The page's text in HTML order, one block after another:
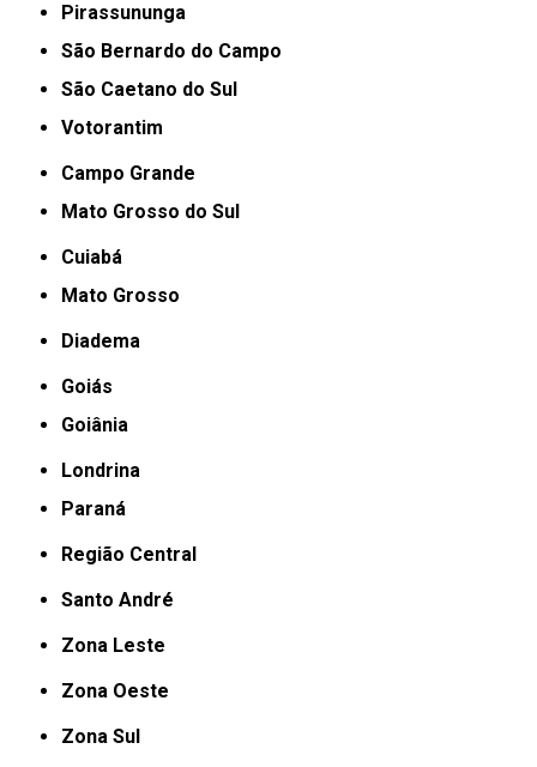
Pirassununga
São Bernardo do Campo
São Caetano do Sul
Votorantim
Campo Grande
Mato Grosso do Sul
Cuiabá
Mato Grosso
Diadema
Goiás
Goiânia
Londrina
Paraná
Região Central
Santo André
Zona Leste
Zona Oeste
Zona Sul